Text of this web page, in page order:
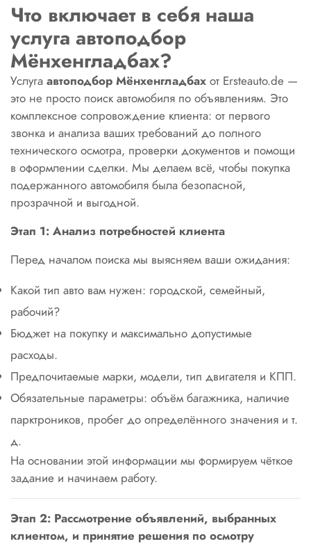
Что включает в себя наша
услуга автоподбор
Мёнхенгладбах?
Услуга автоподбор Мёнхенгладбах от Ersteauto.de —
это не просто поиск автомобиля по объявлениям. Это
комплексное сопровождение клиента: от первого
звонка и анализа ваших требований до полного
технического осмотра, проверки документов и помощи
в оформлении сделки. Мы делаем всё, чтобы покупка
подержанного автомобиля была безопасной,
прозрачной и выгодной.
Этап 1: Анализ потребностей клиента
Перед началом поиска мы выясняем ваши ожидания:
Какой тип авто вам нужен: городской, семейный,
рабочий?
Бюджет на покупку и максимально допустимые
расходы.
Предпочитаемые марки, модели, тип двигателя и КПП.
Обязательные параметры: объём багажника, наличие
парктроников, пробег до определённого значения и т.
д.
На основании этой информации мы формируем чёткое
задание и начинаем работу.
Этап 2: Рассмотрение объявлений, выбранных
клиентом, и принятие решения по осмотру